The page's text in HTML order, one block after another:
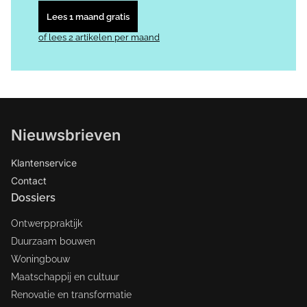
Lees 1 maand gratis
of lees 2 artikelen per maand
Nieuwsbrieven
Klantenservice
Contact
Dossiers
Ontwerppraktijk
Duurzaam bouwen
Woningbouw
Maatschappij en cultuur
Renovatie en transformatie